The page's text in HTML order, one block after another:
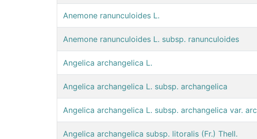
Anemone ranunculoides L.
Anemone ranunculoides L. subsp. ranunculoides
Angelica archangelica L.
Angelica archangelica L. subsp. archangelica
Angelica archangelica L. subsp. archangelica var.
Angelica archangelica subsp. litoralis (Fr.) Thell.